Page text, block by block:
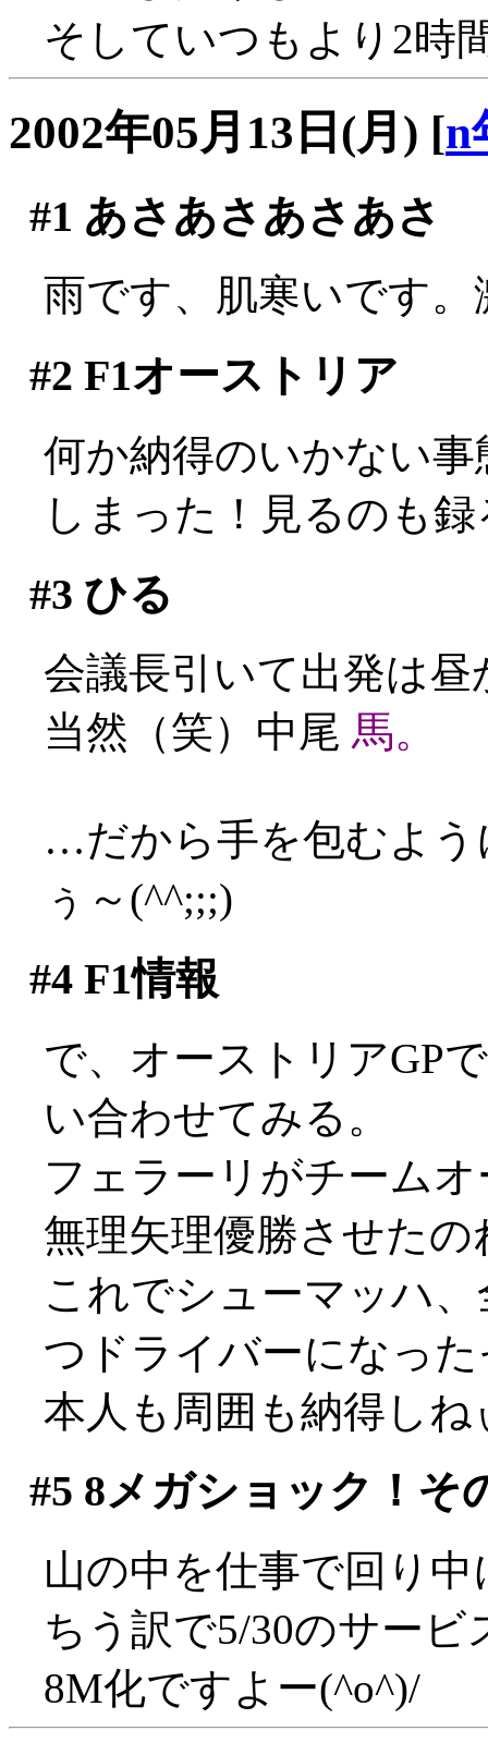
そしていつもより2時
2002年05月13日(月) [n
#1 あさあさあさあさ
雨です、肌寒いです
#2 F1オーストリア
何か納得のいかない
しまった！見るのも
#3 ひる
会議長引いて出発は昼
当然（笑）中尾 馬。
…だから手を包むよう
ぅ～(^^;;;)
#4F1情報
で、オーストリアGP
い合わせてみる。
フェラーリがチーム
無理矢理優勝させたの
これでシューマッハ
つドライバーになっ
本人も周囲も納得し
#5 8メガショック！そ
山の中を仕事で回り
ちう訳で5/30のサー
8M化ですよー(^o^)/